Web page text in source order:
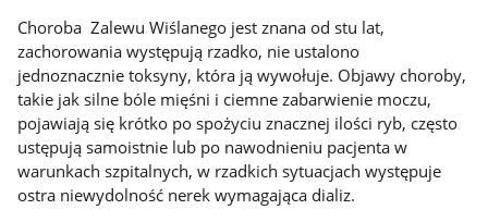
Choroba Zalewu Wiślanego jest znana od stu lat,
zachorowania występują rzadko, nie ustalono
jednoznacznie toksyny, która ją wywołuje. Objawy choroby,
takie jak silne bóle mięśni i ciemne zabarwienie moczu,
pojawiają się krótko po spożyciu znacznej ilości ryb, często
ustępują samoistnie lub po nawodnieniu pacjenta w
warunkach szpitalnych, w rzadkich sytuacjach występuje
ostra niewydolność nerek wymagająca dializ.